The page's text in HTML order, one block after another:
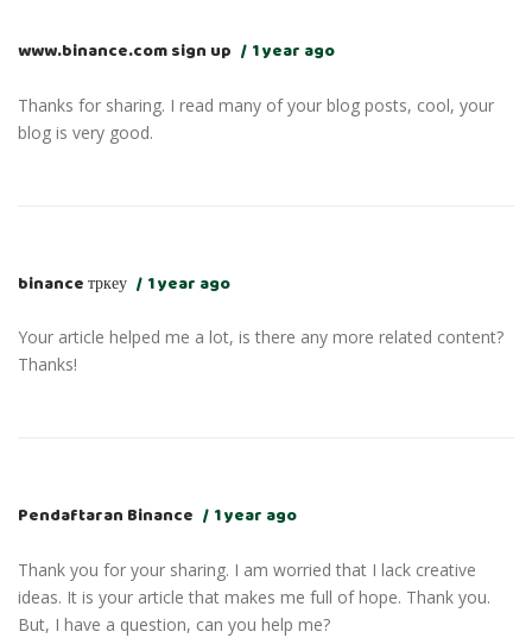
www.binance.com sign up 1 year ago
Thanks for sharing. I read many of your blog posts, cool, your
blog is very good.
binance тркеу 1 year ago
Your article helped me a lot, is there any more related content?
Thanks!
Pendaftaran Binance 1 year ago
Thank you for your sharing. I am worried that I lack creative
ideas. It is your article that makes me full of hope. Thank you.
But, I have a question, can you help me?